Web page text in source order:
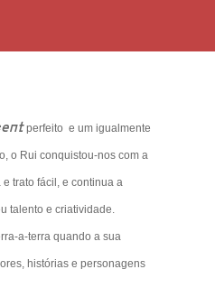
perfeito e um igualmente
o Rui conquistou-nos com a
trato fácil, e continua a
talento e criatividade.
a-terra quando a sua
histórias e personagens